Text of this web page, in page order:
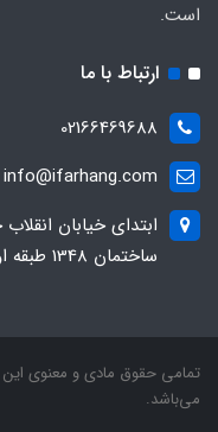
است.
ارتباط با ما
02166469688
info@ifarhang.com
ساختمان 1348 طبقه اول
تمامی حقوق مادی و معنوی
می‌باشد.